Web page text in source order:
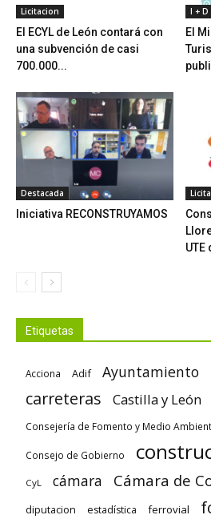
Licitacion
El ECYL de León contará con
una subvención de casi
700.000...
I + D
El
Destacada
Iniciativa RECONSTRUYAMOS
UTE
Etiquetas
Acciona Adif Ayuntamiento
carreteras
Castilla y León
Consejería de Fomento y Medio
Consejo de Gobierno
CyL cámara Cámara de
diputacion estadística ferrovial